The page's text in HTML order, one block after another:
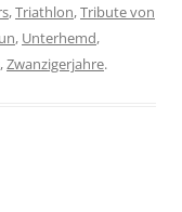
,Triathlon,Tribute von
, Unterhemd,
,Zwanzigerjahre.